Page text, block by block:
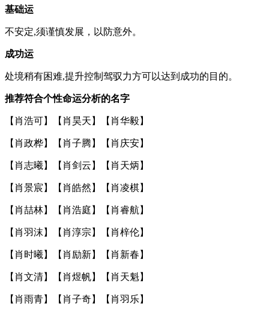
基础运
不安定,须谨慎发展，以防意外。
成功运
处境稍有困难,提升控制驾驭力方可以达到成功的目的。
推荐符合个性命运分析的名字
【 肖浩可】【 肖昊天 】【 肖华毅】
【 肖政桦】【 肖子腾】【 肖庆安】
【 肖志曦】【 肖剑云 】【 肖天炳 】
【 肖景宸 】【 肖皓然 】【 肖凌棋】
【 肖喆林】【 肖浩庭 】【 肖睿航 】
【 肖羽沫 】【 肖淳宗】【 肖梓伦】
【 肖时曦】【 肖励新】【 肖新春 】
【 肖文清】【 肖煜帆】【 肖天魁】
【 肖雨青】【 肖子奇】【 肖羽乐】